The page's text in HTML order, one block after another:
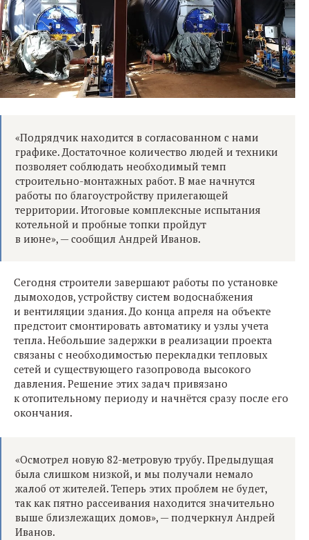
«Подрядчик находится в согласованном с нами
графике. Достаточное количество людей и техники
позволяет соблюдать необходимый темп
строительно-монтажных работ. В мае начнутся
работы по благоустройству прилегающей
территории. Итоговые комплексные испытания
котельной и пробные топки пройдут
в июне», — сообщил Андрей Иванов.
Сегодня строители завершают работы по установке
дымоходов, устройству систем водоснабжения
и вентиляции здания. До конца апреля на объекте
предстоит смонтировать автоматику и узлы учета
тепла. Небольшие задержки в реализации проекта
связаны с необходимостью перекладки тепловых
сетей и существующего газопровода высокого
давления. Решение этих задач привязано
к отопительному периоду и начнётся сразу после его
окончания.
«Осмотрел новую 82-метровую трубу. Предыдущая
была слишком низкой, и мы получали немало
жалоб от жителей. Теперь этих проблем не будет,
так как пятно рассеивания находится значительно
выше близлежащих домов», — подчеркнул Андрей
Иванов.